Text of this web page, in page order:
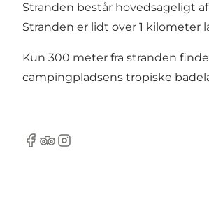
Stranden består hovedsageligt
Stranden er lidt over 1 kilometer
Kun 300 meter fra stranden
campingpladsens tropiske
Facebook
Tripadvisor
Instagram